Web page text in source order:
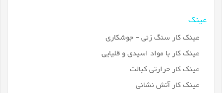
عینک
عینک کار سنگ زنی - جوشکاری
عینک کار با مواد اسیدی و قلیایی
عینک کار حرارتی کبالت
عینک کار آتش نشانی